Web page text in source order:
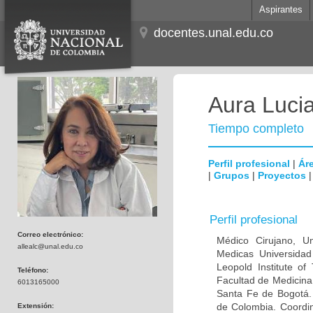
Aspirantes
docentes.unal.edu.co
Correo electrónico:
allealc@unal.edu.co
Teléfono:
6013165000
Extensión:
Aura
Tiempo completo
Perfil profesional |
| Grupos | Proyectos
Perfil profesional
Médico Cirujano,
Medicas
Leopold Institute of
Facultad de
Santa Fe de
de Colombia.